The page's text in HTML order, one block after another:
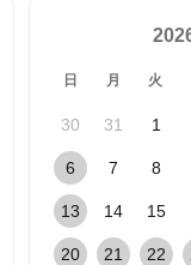
日 月 火
30 31 1
6 7 8
13 14 15
20 21 22